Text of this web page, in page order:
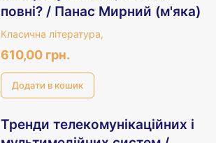
повні? / Панас Мирний (м'яка)
Класична література,
610,00 грн.
Тренди телекомунікаційних і